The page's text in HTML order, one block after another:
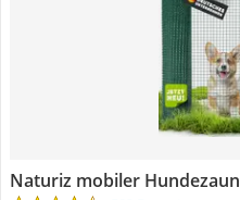
Naturiz mobiler Hundezaun